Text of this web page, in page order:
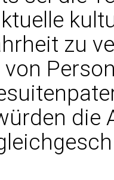
zu
die